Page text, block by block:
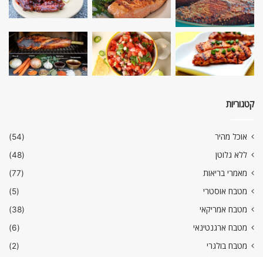
קטגוריות
אוכל מהיר
(54)
ללא גלוטן
(48)
מאמרי בריאות
(77)
מטבח אוסטרי
(5)
מטבח אמריקאי
(38)
מטבח ארגנטינאי
(6)
מטבח בולגרי
(2)